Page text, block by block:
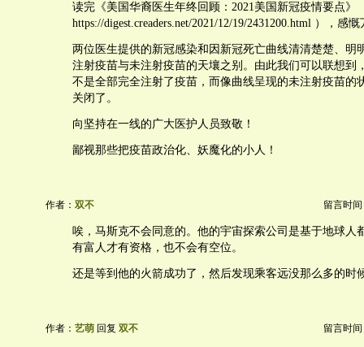
读完《美国华裔医生年终回顾：2021美国新冠疫情要点》
https://digest.creaders.net/2021/12/19/2431200.html ），感
两位医生提供的新冠感染和因新冠死亡曲线清清楚楚、明
注射疫苗与未注射疫苗的天壤之别。由此我们可以联想到
不是全部完全注射了疫苗，而像曲线呈现的未注射疫苗的
关闭了。
向坚持在一线的广大医护人员致敬！
鄙视那些把疫苗政治化、妖魔化的小人！
作者： 双不 留言时间
唉，马斯克不会同意的。他的宇宙探索公司是基于地球人
有富人才有资格，也不会有空位。
还是等到他的火箭成功了，然后发现乘客远没那么多的时
作者： 艺萌 回复 双不 留言时间